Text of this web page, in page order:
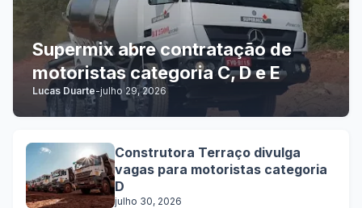
Supermix abre contratação de
motoristas categoria C, D e E
Lucas Duarte-julho 29, 2026
Construtora Terraço divulga
vagas para motoristas categoria
D
julho 30, 2026